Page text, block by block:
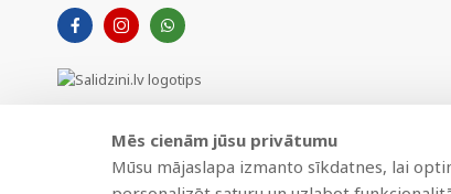
Mēs cienām jūsu privātumu
Mūsu mājaslapa izmanto sīkdatnes, lai